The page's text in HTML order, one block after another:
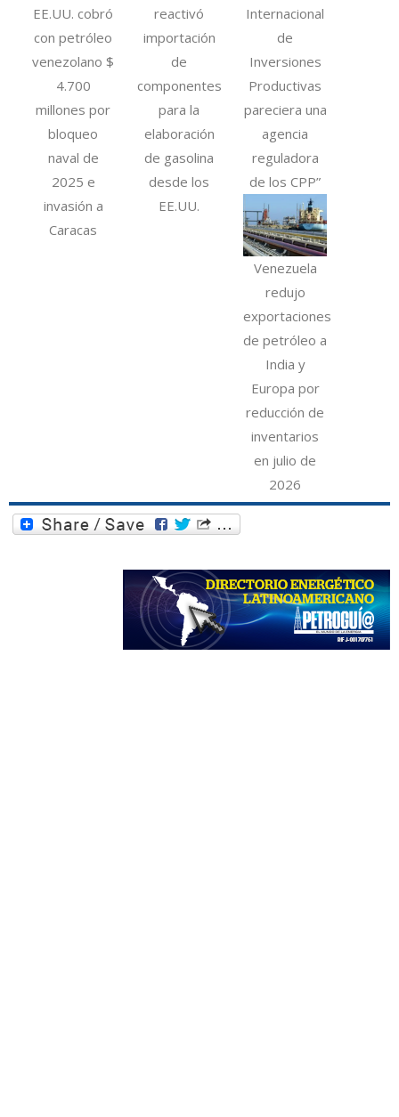
EE.UU. cobró
con petróleo
venezolano $
4.700
millones por
bloqueo
naval de
2025 e
invasión a
Caracas
reactivó
importación
de
componentes
para la
elaboración
de gasolina
desde los
EE.UU.
Internacional
de
Inversiones
Productivas
pareciera una
agencia
reguladora
de los CPP”
Venezuela
redujo
exportaciones
de petróleo a
India y
Europa por
reducción de
inventarios
en julio de
2026